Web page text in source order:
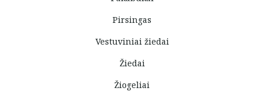
Pirsingas
Vestuviniai žiedai
Žiedai
Žiogeliai